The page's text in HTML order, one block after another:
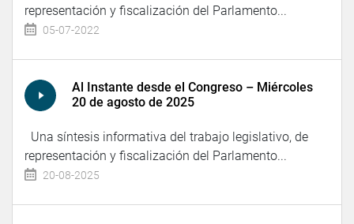
representación y fiscalización del Parlamento...
05-07-2022
Al Instante desde el Congreso – Miércoles
20 de agosto de 2025
Una síntesis informativa del trabajo legislativo, de
representación y fiscalización del Parlamento...
20-08-2025